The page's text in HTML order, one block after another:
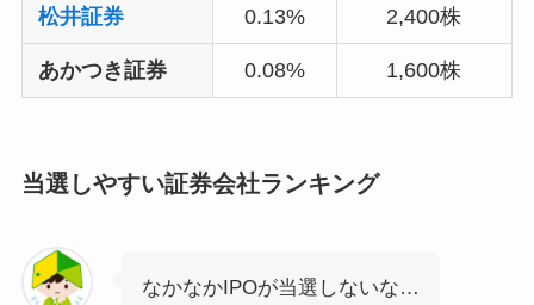
松井証券 0.13% 2,400株
あかつき証券 0.08% 1,600株
当選しやすい証券会社ランキング
なかなかIPOが当選しないな…